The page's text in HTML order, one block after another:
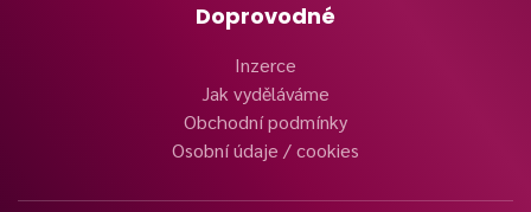
Doprovodné
Inzerce
Jak vyděláváme
Obchodní podmínky
Osobní údaje / cookies